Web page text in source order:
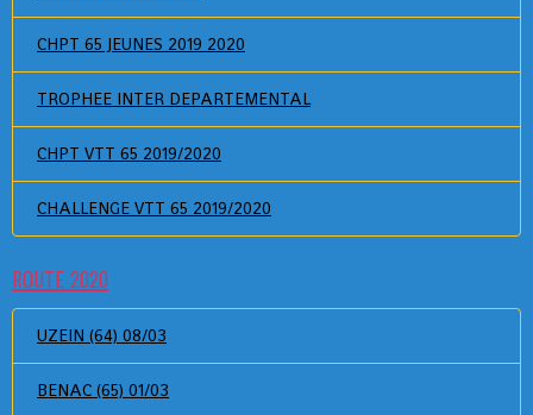
CHPT 65 JEUNES 2019 2020
TROPHEE INTER DEPARTEMENTAL
CHPT VTT 65 2019/2020
CHALLENGE VTT 65 2019/2020
ROUTE 2020
UZEIN (64) 08/03
BENAC (65) 01/03